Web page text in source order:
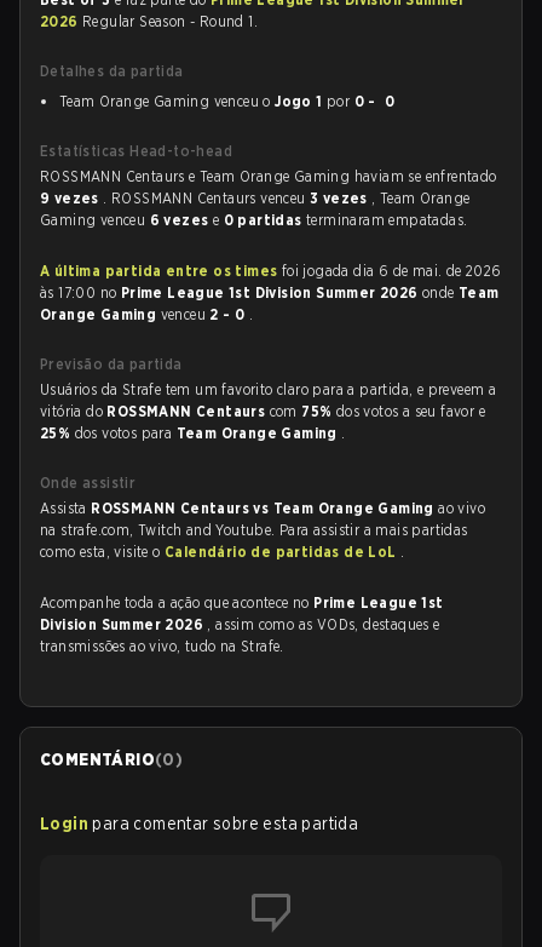
2026 Regular Season - Round 1.
Detalhes da partida
Team Orange Gaming venceu oJogo 1 por 0 - 0
Estatísticas Head-to-head
ROSSMANN Centaurs e Team Orange Gaming haviam se enfrentado
9 vezes . ROSSMANN Centaurs venceu3 vezes , Team Orange
Gaming venceu 6 vezes e 0 partidasterminaram empatadas.
A última partida entre os times foi jogada dia 6 de mai. de 2026
às 17:00 no Prime League 1st Division Summer 2026onde Team
Orange Gaming venceu 2 - 0 .
Previsão da partida
Usuários da Strafe tem um favorito claro para a partida, e preveem a
vitória do ROSSMANN Centaurs com 75% dos votos a seu favor e
25% dos votos para Team Orange Gaming .
Onde assistir
Assista ROSSMANN Centaurs vs Team Orange Gamingao vivo
na strafe.com, Twitch and Youtube. Para assistir a mais partidas
como esta, visite o Calendário de partidas de LoL .
Acompanhe toda a ação que acontece no Prime League 1st
Division Summer 2026 , assim como as VODs, destaques e
transmissões ao vivo, tudo na Strafe.
COMENTÁRIO(0)
Login para comentar sobre esta partida